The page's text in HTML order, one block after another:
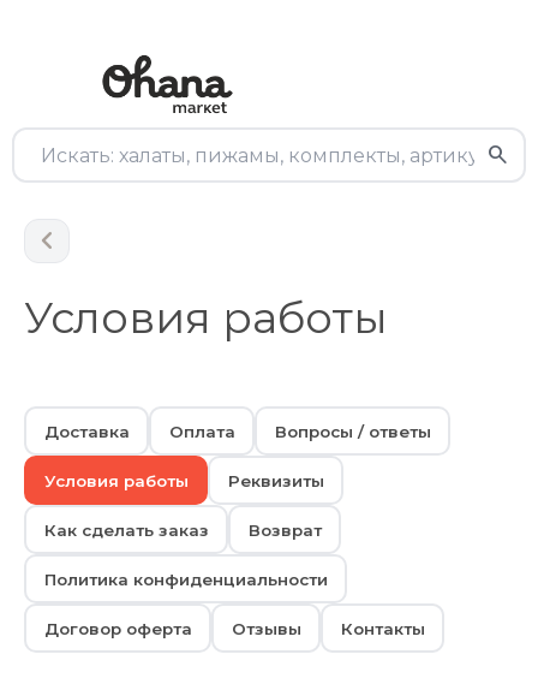
Условия работы
Доставка Оплата Вопросы / ответы
Условия работы Реквизиты
Как сделать заказ Возврат
Политика конфиденциальности
Договор оферта Отзывы Контакты